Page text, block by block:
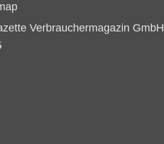
Verbrauchermagazin GmbH